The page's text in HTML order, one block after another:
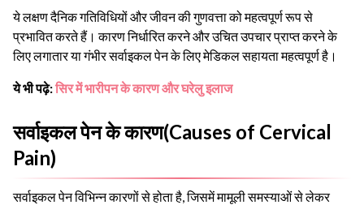
ये लक्षण दैनिक गतिविधियों और जीवन की गुणवत्ता को महत्वपूर्ण रूप से
प्रभावित करते हैं। कारण निर्धारित करने और उचित उपचार प्राप्त करने के
लिए लगातार या गंभीर सर्वाइकल पेन के लिए मेडिकल सहायता महत्वपूर्ण है।
ये भी पढ़े:सिर में भारीपन के कारण और घरेलु इलाज
सर्वाइकल पेन के कारण(Causes of Cervical
Pain)
सर्वाइकल पेन विभिन्न कारणों से होता है, जिसमें मामूली समस्याओं से लेकर